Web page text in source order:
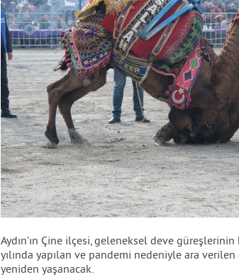
Aydın’ın Çine ilçesi, geleneksel deve güreşlerinin
yılında yapılan ve pandemi nedeniyle ara verilen
yeniden yaşanacak.